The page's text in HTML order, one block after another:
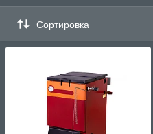
Сортировка